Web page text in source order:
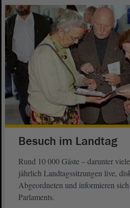
Besuch im Landtag
Rund 10 000 Gäste – darunter
jährlich Landtagssitzungen live,
Abgeordneten und informieren
Parlaments.